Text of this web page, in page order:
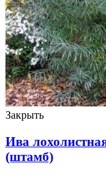
Закрыть
Ива
(штамб)